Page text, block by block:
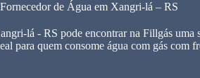
Fornecedor de Água em Xangri-lá – RS
lá - RS pode encontrar na Fillgás uma
para quem consome água com gás com